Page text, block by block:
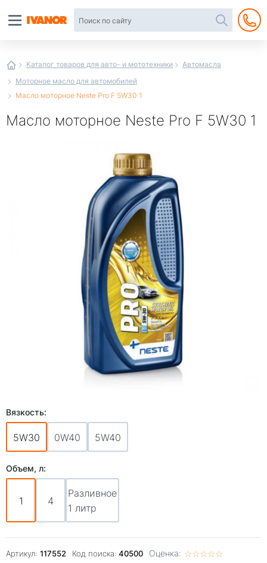
Каталог товаров для авто- и мототехники
Автомасла
Моторное масло для автомобилей
Масло моторное Neste Pro F 5W30 1
Масло моторное Neste Pro F 5W30 1
Вязкость:
5W30 0W40 5W40
Объем, л:
1 4
Разливное
1 литр
Артикул: 117552 Код поиска: 40500 Оценка: ☆☆☆☆☆
★★★★★
интернет-